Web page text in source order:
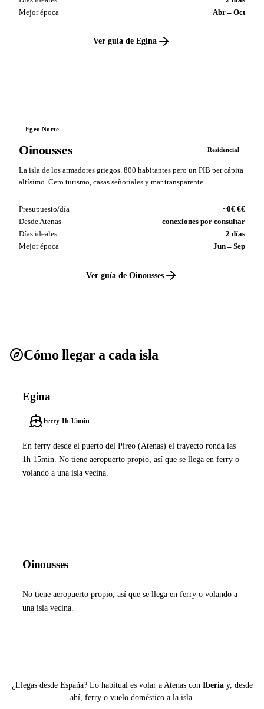
Mejor época
Abr – Oct
Ver guía de Egina
Egeo Norte
Oinousses Residencial
La isla de los armadores griegos. 800 habitantes pero un PIB per cápita
altísimo. Cero turismo, casas señoriales y mar transparente.
Presupuesto/día
~0€ €€
Desde Atenas
conexiones por consultar
Días ideales
2 días
Mejor época
Jun – Sep
Ver guía de Oinousses
Cómo llegar a cada isla
Egina
Ferry 1h 15min
En ferry desde el puerto del Pireo (Atenas) el trayecto ronda las
1h 15min. No tiene aeropuerto propio, así que se llega en ferry o
volando a una isla vecina.
Oinousses
No tiene aeropuerto propio, así que se llega en ferry o volando a
una isla vecina.
¿Llegas desde España? Lo habitual es volar a Atenas con Iberiay, desde
ahí, ferry o vuelo doméstico a la isla.